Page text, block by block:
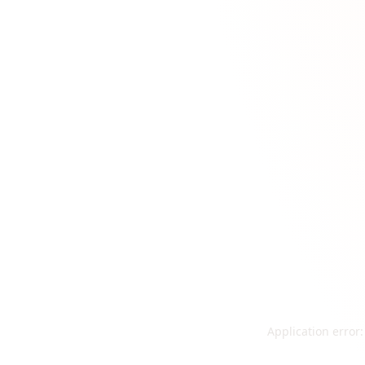
Application